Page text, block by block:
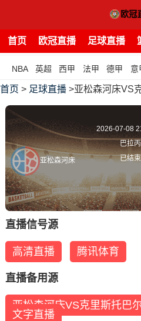
首页 欧冠直播 足球直播
NBA 英超 西甲 法甲 德甲 意
首页 > 足球直播 >亚松森河床VS
亚松森河床
2026-07-08
巴拉丙
已结束
直播信号源
高清直播 腾讯体育
直播备用源
亚松森河床VS克里斯托巴
文字直播